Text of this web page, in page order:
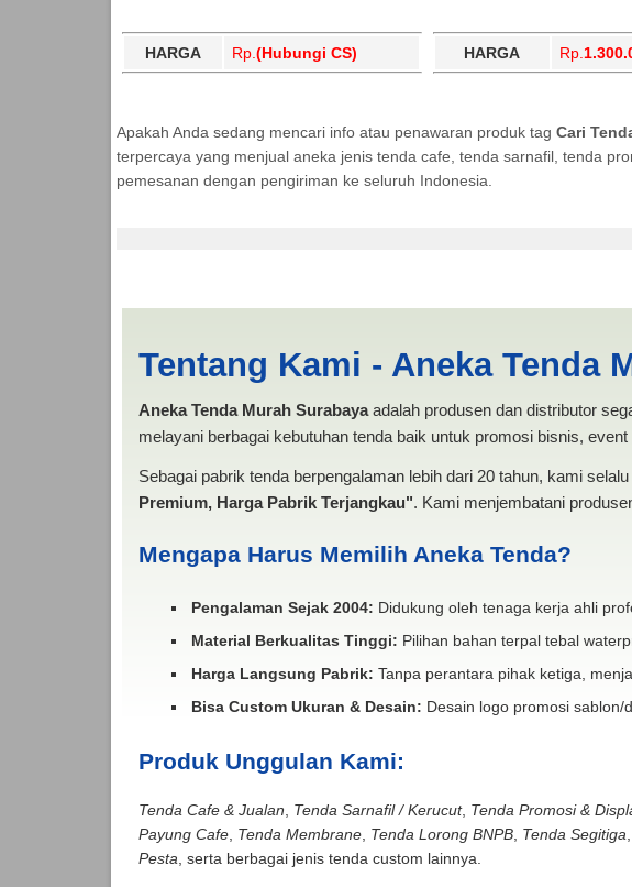
HARGA Rp. (Hubungi CS) HARGA Rp.
Apakah Anda sedang mencari info atau penawaran produk tag Cari
terpercaya yang menjual aneka jenis tenda cafe, tenda sarnafil, tenda
pemesanan dengan pengiriman ke seluruh Indonesia.
Tentang Kami - Aneka Tenda
Aneka Tenda Murah Surabayaadalah produsen dan distributor
melayani berbagai kebutuhan tenda baik untuk promosi bisnis,
Sebagai pabrik tenda berpengalaman lebih dari 20 tahun, kami
Premium, Harga Pabrik Terjangkau". Kami menjembatani
Mengapa Harus Memilih Aneka Tenda?
Pengalaman Sejak 2004: Didukung oleh tenaga kerja ahli
Material Berkualitas Tinggi: Pilihan bahan terpal tebal
Harga Langsung Pabrik: Tanpa perantara pihak ketiga,
Bisa Custom Ukuran & Desain: Desain logo promosi sablon/
Produk Unggulan Kami:
Tenda Cafe & Jualan Tenda Sarnafil / Kerucut, Tenda Promosi &
Payung Cafe, Tenda Membrane, Tenda Lorong BNPB, Tenda Segitiga
Pesta , serta berbagai jenis tenda custom lainnya.